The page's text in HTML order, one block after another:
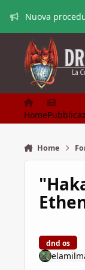
Nuova
Home
Home
dnd os